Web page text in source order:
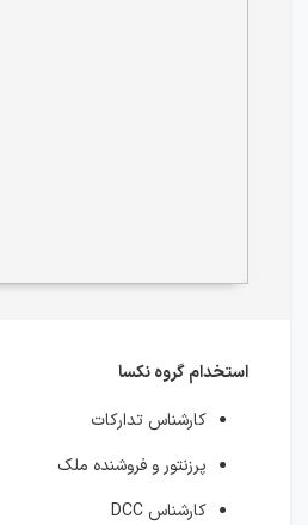
استخدام گروه نکسا
کارشناس تدارکات
پرزنتور و فروشنده ملک
کارشناس DCC